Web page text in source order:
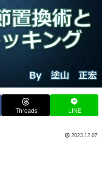
Threads LINE
2023.12.07